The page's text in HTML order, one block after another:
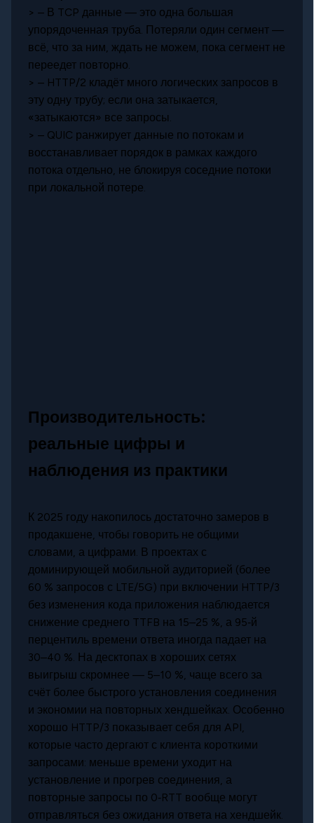
> – В TCP данные — это одна большая
упорядоченная труба. Потеряли один сегмент —
всё, что за ним, ждать не можем, пока сегмент не
переедет повторно.
> – HTTP/2 кладёт много логических запросов в
эту одну трубу; если она затыкается,
«затыкаются» все запросы.
> – QUIC ранжирует данные по потокам и
восстанавливает порядок в рамках каждого
потока отдельно, не блокируя соседние потоки
при локальной потере.
Производительность:
реальные цифры и
наблюдения из практики
К 2025 году накопилось достаточно замеров в
продакшене, чтобы говорить не общими
словами, а цифрами. В проектах с
доминирующей мобильной аудиторией (более
60 % запросов с LTE/5G) при включении HTTP/3
без изменения кода приложения наблюдается
снижение среднего TTFB на 15–25 %, а 95‑й
перцентиль времени ответа иногда падает на
30–40 %. На десктопах в хороших сетях
выигрыш скромнее — 5–10 %, чаще всего за
счёт более быстрого установления соединения
и экономии на повторных хендшейках. Особенно
хорошо HTTP/3 показывает себя для API,
которые часто дергают с клиента короткими
запросами: меньше времени уходит на
установление и прогрев соединения, а
повторные запросы по 0‑RTT вообще могут
отправляться без ожидания ответа на хендшейк.